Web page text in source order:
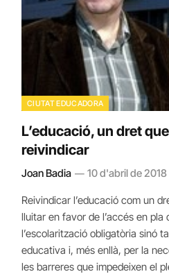
CIUTAT EDUCADORA
L’educació, un dret
reivindicar
Joan Badia 10 d'abril de 2018
Reivindicar l’educació com un
lluitar en favor de l’accés en pla
l’escolarització obligatòria sinó
educativa i, més enllà, per la
les barreres que impedeixen el